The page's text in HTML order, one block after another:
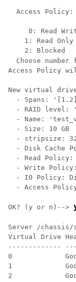
Access Policy:
0: Read
    1: Read Only
    2: Blocked
Choose number
Access Policy
New virtual
- Spans:
- RAID level:
- Name:
  - Size: 10 GB
- stripsize:
- Disk Cache
- Read Policy:
- Write
- IO Policy:
- Access
OK? (y or n)-->
Server /chassis/
Virtual Drive
-------------
0
1
2